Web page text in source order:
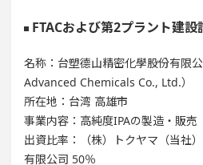
FTACおよび第2プラント建設
名称：台塑德山精密化學股份有限
Advanced Chemicals Co., Ltd.）
所在地：台湾 高雄市
事業内容：高純度IPAの製造・販売
出資比率：（株）トクヤマ（当社
有限公司 50％